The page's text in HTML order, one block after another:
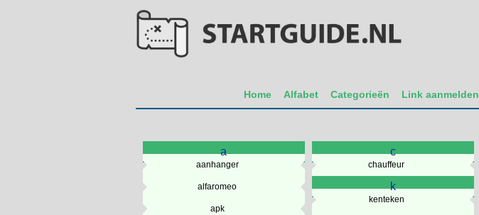
Home Alfabet Categorieën Link aanmelden
a
aanhanger
alfaromeo
apk
c
chauffeur
k
kenteken